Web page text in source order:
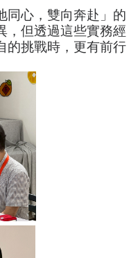
同心，雙向奔赴」的
，但透過這些實務經
的挑戰時，更有前行